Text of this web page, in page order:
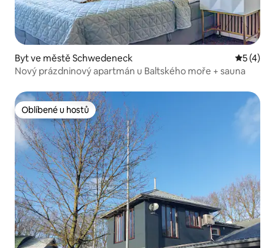
Byt ve městě Schwedeneck
5 (4)
Nový prázdninový apartmán u Baltského moře + sauna
Oblíbené u hostů
Oblíbené u hostů